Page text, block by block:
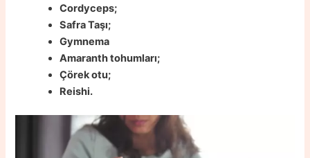
Cordyceps;
Safra Taşı;
Gymnema
Amaranth tohumları;
Çörek otu;
Reishi.